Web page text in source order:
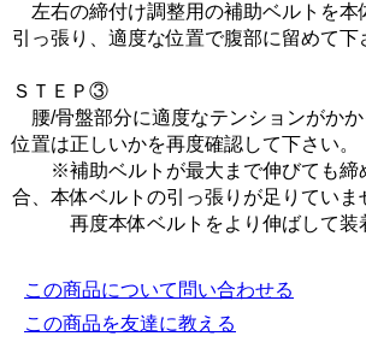
左右の締付け調整用の補助ベルトを本
引っ張り、適度な位置で腹部に留めて下
ＳＴＥＰ③
腰/骨盤部分に適度なテンションがか
位置は正しいかを再度確認して下さい。
※補助ベルトが最大まで伸びても締
合、本体ベルトの引っ張りが足りていま
再度本体ベルトをより伸ばして装着
この商品について問い合わせる
この商品を友達に教える